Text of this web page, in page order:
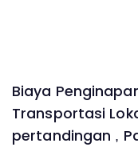
Biaya
Transportasi
pertandingan ,